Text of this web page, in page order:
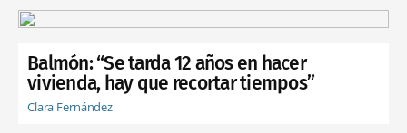
Balmón: “Se tarda 12 años en hacer
vivienda, hay que recortar tiempos”
Clara Fernández